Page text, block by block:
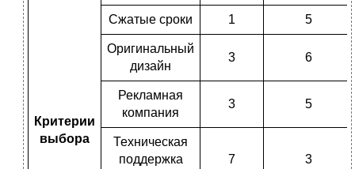
Критерии
выбора
Сжатые сроки 1 5
Оригинальный
дизайн
3 6
Рекламная
компания
3 5
Техническая
поддержка
7 3